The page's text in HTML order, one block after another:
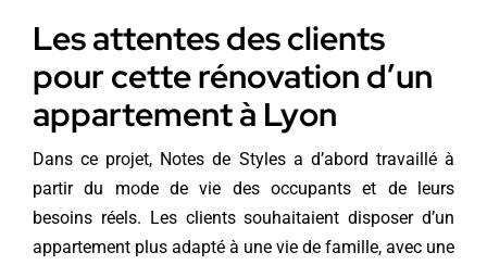
Les attentes des clients
pour cette rénovation d’un
appartement à Lyon
Dans ce projet, Notes de Styles a d’abord travaillé à
partir du mode de vie des occupants et de leurs
besoins réels. Les clients souhaitaient disposer d’un
appartement plus adapté à une vie de famille, avec une